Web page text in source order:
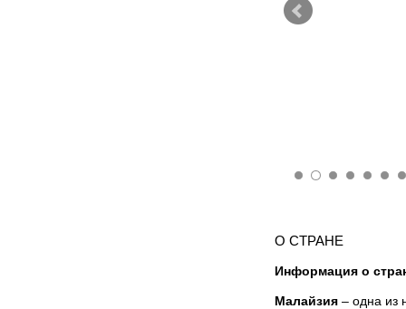
О СТРАНЕ
Информация о
Малайзия – одна из